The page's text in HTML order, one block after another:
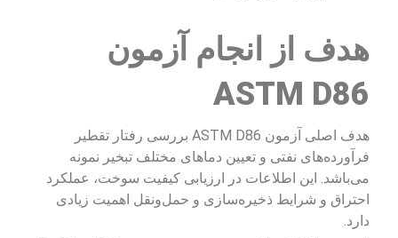
هدف از انجام آزمون
ASTM D86
هدف اصلی آزمون ASTM D86 بررسی رفتار تقطیر
فرآورده‌های نفتی و تعیین دماهای مختلف تبخیر نمونه
می‌باشد. این اطلاعات در ارزیابی کیفیت سوخت، عملکرد
احتراق و شرایط ذخیره‌سازی و حمل‌ونقل اهمیت زیادی
دارد.